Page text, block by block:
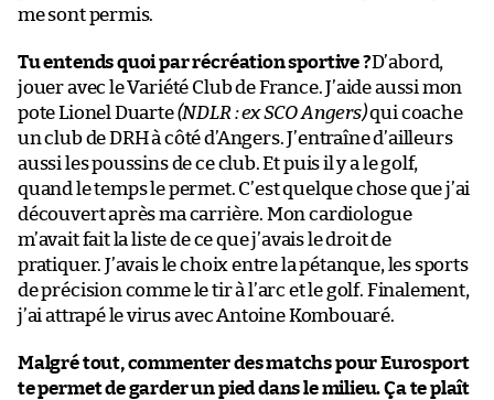
me sont permis.
Tu entends quoi par récréation sportive ?D’abord,
jouer avec le Variété Club de France. J’aide aussi mon
pote Lionel Duarte(NDLR : ex SCO Angers)qui coache
un club de DRH à côté d’Angers. J’entraîne d’ailleurs
aussi les poussins de ce club. Et puis il y a le golf,
quand le temps le permet. C’est quelque chose que j’ai
découvert après ma carrière. Mon cardiologue
m’avait fait la liste de ce que j’avais le droit de
pratiquer. J’avais le choix entre la pétanque, les sports
de précision comme le tir à l’arc et le golf. Finalement,
j’ai attrapé le virus avec Antoine Kombouaré.
Malgré tout, commenter des matchs pour Eurosport
te permet de garder un pied dans le milieu. Ça te plaît